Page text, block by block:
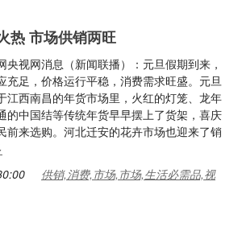
热 市场供销两旺
央视网消息（新闻联播）：元旦假期到来，
充足，价格运行平稳，消费需求旺盛。元旦
江西南昌的年货市场里，火红的灯笼、龙年
的中国结等传统年货早早摆上了货架，喜庆
前来选购。河北迁安的花卉市场也迎来了销
供销,消费,市场,市场,生活必需品,视